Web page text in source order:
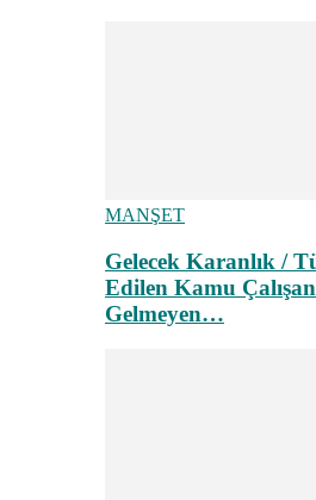
MANŞET
Gelecek Karanlık /
Edilen Kamu
Gelmeyen…